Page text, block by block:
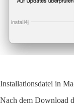
Installationsdatei in
Nach dem Download